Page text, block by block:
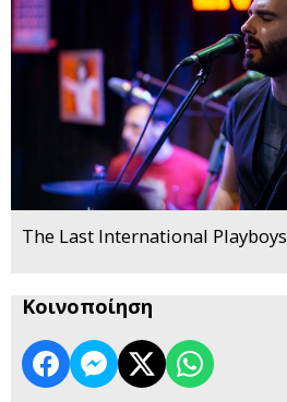
The Last International Playboys
Κοινοποίηση